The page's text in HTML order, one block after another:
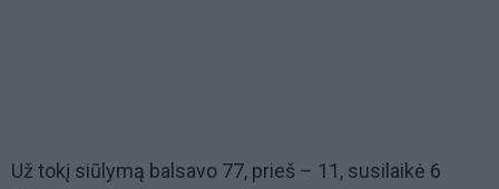
Už tokį siūlymą balsavo 77, prieš – 11, susilaikė 6